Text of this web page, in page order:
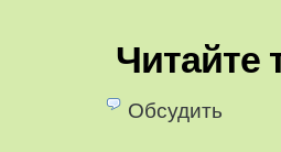
Читайте
Обсудить